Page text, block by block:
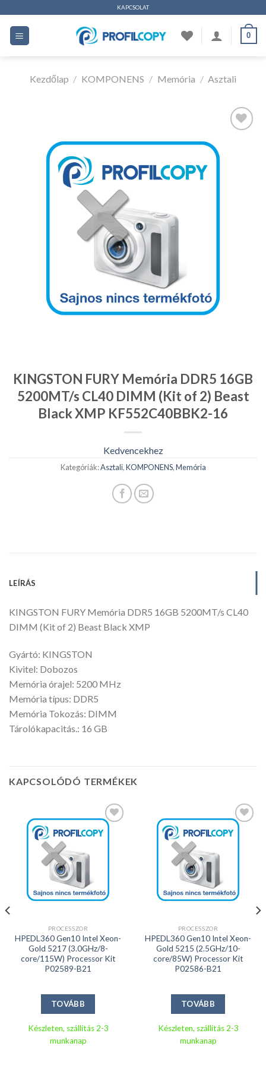
tartalomhoz
KAPCSOLAT
0
Kezdőlap / KOMPONENS / Memória / Asztali
Kedvencekhez
KINGSTON FURY Memória DDR5 16GB
5200MT/s CL40 DIMM (Kit of 2) Beast
Black XMP KF552C40BBK2-16
Kedvencekhez
Kategóriák:Asztali,KOMPONENS,Memória
LEÍRÁS
KINGSTON FURY Memória DDR5 16GB 5200MT/s CL40
DIMM (Kit of 2) Beast Black XMP
Gyártó: KINGSTON
Kivitel: Dobozos
Memória órajel: 5200 MHz
Memória típus: DDR5
Memória Tokozás: DIMM
Tárolókapacitás.: 16 GB
KAPCSOLÓDÓ TERMÉKEK
Kedvencekhez
PROCESSZOR
HPEDL360 Gen10 Intel Xeon-
Gold 5217 (3.0GHz/8-
core/115W) Processor Kit
P02589-B21
TOVÁBB
Készleten, szállítás 2-3
munkanap
Kedvencekhez
PROCESSZOR
HPEDL360 Gen10 Intel Xeon-
Gold 5215 (2.5GHz/10-
core/85W) Processor Kit
P02586-B21
TOVÁBB
Készleten, szállítás 2-3
munkanap